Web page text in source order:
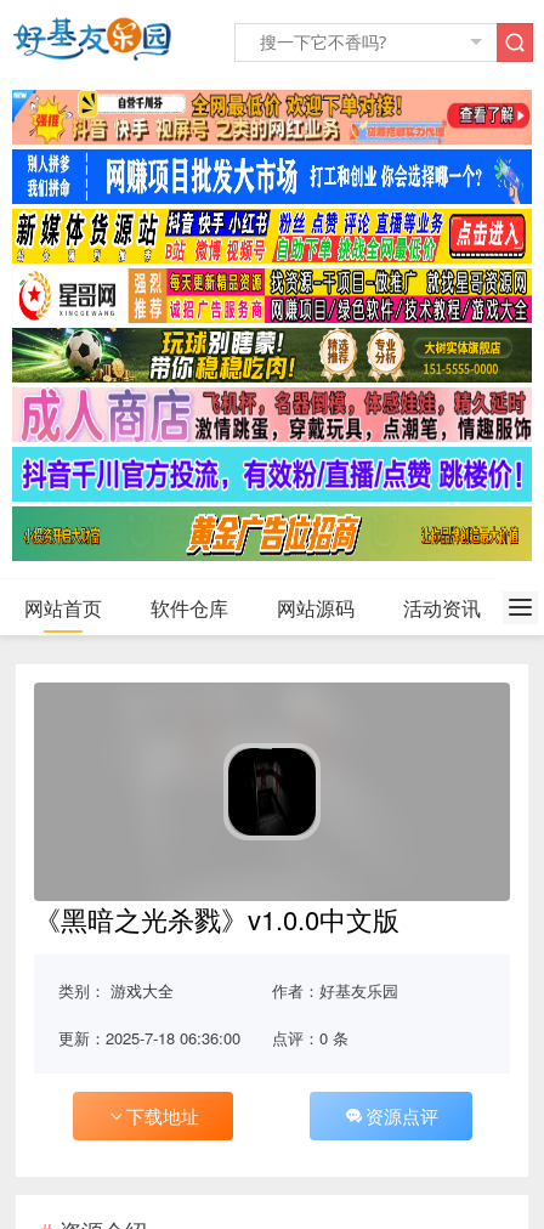
网站首页 软件仓库 网站源码 活动资讯
《黑暗之光杀戮》v1.0.0中文版
类别：游戏大全 作者：好基友乐园
更新：2025-7-18 06:36:00 点评：0 条
下载地址 资源点评